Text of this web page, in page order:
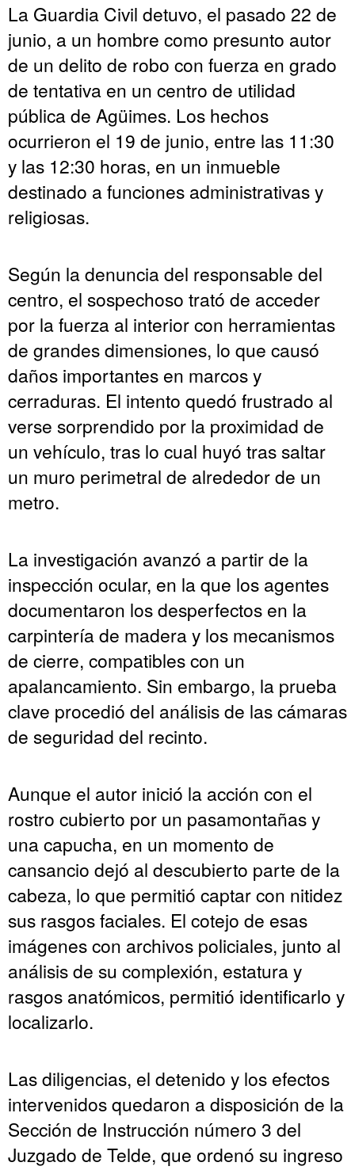
La Guardia Civil detuvo, el pasado 22 de
junio, a un hombre como presunto autor
de un delito de robo con fuerza en grado
de tentativa en un centro de utilidad
pública de Agüimes. Los hechos
ocurrieron el 19 de junio, entre las 11:30
y las 12:30 horas, en un inmueble
destinado a funciones administrativas y
religiosas.
Según la denuncia del responsable del
centro, el sospechoso trató de acceder
por la fuerza al interior con herramientas
de grandes dimensiones, lo que causó
daños importantes en marcos y
cerraduras. El intento quedó frustrado al
verse sorprendido por la proximidad de
un vehículo, tras lo cual huyó tras saltar
un muro perimetral de alrededor de un
metro.
La investigación avanzó a partir de la
inspección ocular, en la que los agentes
documentaron los desperfectos en la
carpintería de madera y los mecanismos
de cierre, compatibles con un
apalancamiento. Sin embargo, la prueba
clave procedió del análisis de las cámaras
de seguridad del recinto.
Aunque el autor inició la acción con el
rostro cubierto por un pasamontañas y
una capucha, en un momento de
cansancio dejó al descubierto parte de la
cabeza, lo que permitió captar con nitidez
sus rasgos faciales. El cotejo de esas
imágenes con archivos policiales, junto al
análisis de su complexión, estatura y
rasgos anatómicos, permitió identificarlo y
localizarlo.
Las diligencias, el detenido y los efectos
intervenidos quedaron a disposición de la
Sección de Instrucción número 3 del
Juzgado de Telde, que ordenó su ingreso